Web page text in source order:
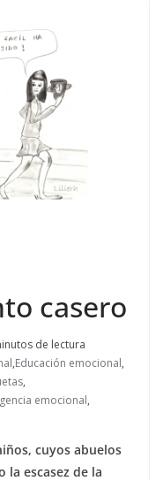
casero
de lectura
,Educación emocional,
,
emocional,
cuyos abuelos
la escasez de la